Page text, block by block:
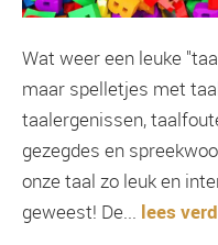
Wat weer een leuke
maar spelletjes met
taalergenissen,
gezegdes en
onze taal zo leuk en
geweest! De... lees